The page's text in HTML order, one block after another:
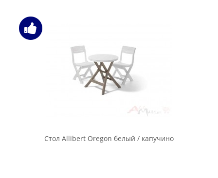
Стол Allibert Oregon белый / капучино